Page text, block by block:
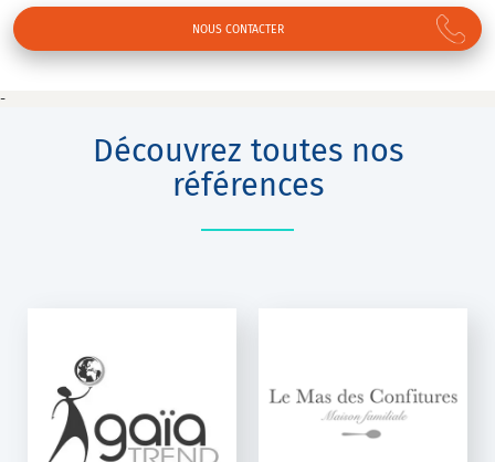
NOUS CONTACTER
-
Découvrez toutes nos
références
CONFITURES